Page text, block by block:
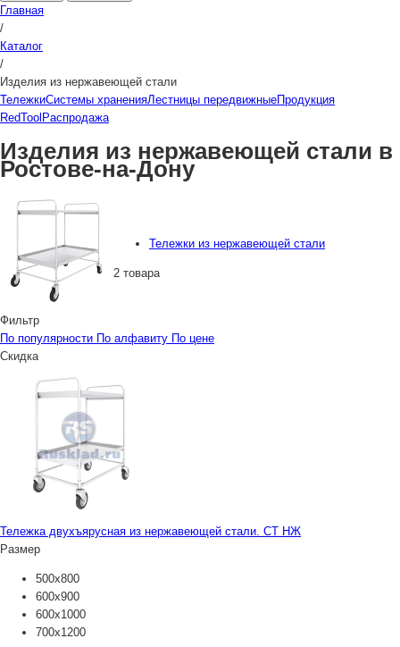
Главная
/
Каталог
/
Изделия из нержавеющей стали
ТележкиСистемы храненияЛестницы передвижныеПродукция
RedTool Распродажа
Изделия из нержавеющей стали в
Ростове-на-Дону
Тележки из нержавеющей стали
2 товара
Фильтр
По популярности По алфавиту По цене
Скидка
Тележка двухъярусная из нержавеющей стали. СТ НЖ
Размер
500х800
600х900
600х1000
700х1200